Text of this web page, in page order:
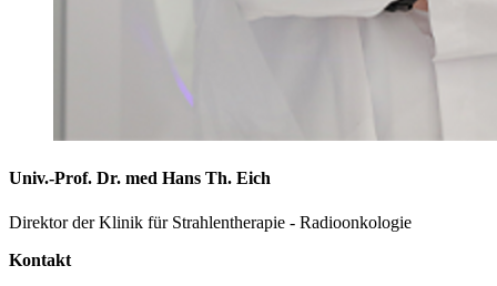
Univ.-Prof. Dr. med Hans Th. Eich
Direktor der Klinik für Strahlentherapie - Radioonkologie
Kontakt